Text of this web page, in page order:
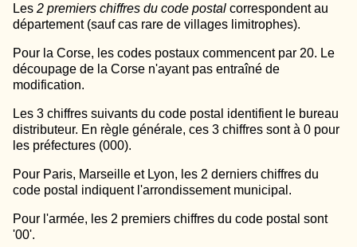
Les 2 premiers chiffres du code postal correspondent au
département (sauf cas rare de villages limitrophes).
Pour la Corse, les codes postaux commencent par 20. Le
découpage de la Corse n'ayant pas entraîné de
modification.
Les 3 chiffres suivants du code postal identifient le bureau
distributeur. En règle générale, ces 3 chiffres sont à 0 pour
les préfectures (000).
Pour Paris, Marseille et Lyon, les 2 derniers chiffres du
code postal indiquent l'arrondissement municipal.
Pour l'armée, les 2 premiers chiffres du code postal sont
'00'.